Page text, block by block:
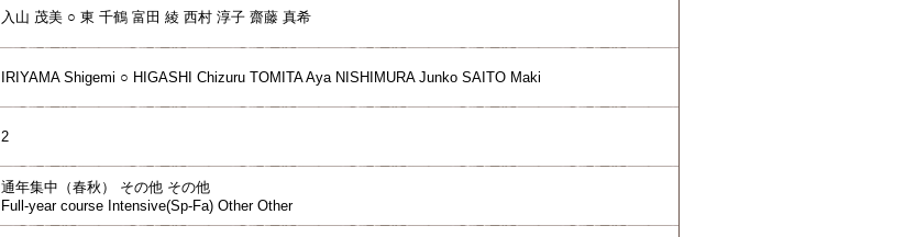
入山 茂美 ○ 東 千鶴 富田 綾 西村 淳子 齋藤 真希
IRIYAMA Shigemi ○ HIGASHI Chizuru TOMITA Aya NISHIMURA Junko SAITO Maki
2
通年集中（春秋） その他 その他
Full-year course Intensive(Sp-Fa) Other Other